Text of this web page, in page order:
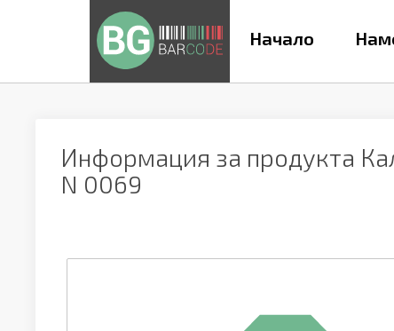
Начало
Информация за продукта
N 0069